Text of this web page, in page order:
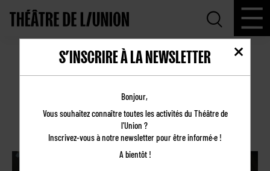
🎧 PODCAST JE CRÉE ET JE VOUS DIS
POURQUOI
02.09.2025
Revue de presse
S’INSCRIRE À LA NEWSLETTER
Bonjour,
Vous souhaitez connaître toutes les activités du Théâtre de
l'Union ?
Inscrivez-vous à notre newsletter pour être informé·e !
A bientôt !